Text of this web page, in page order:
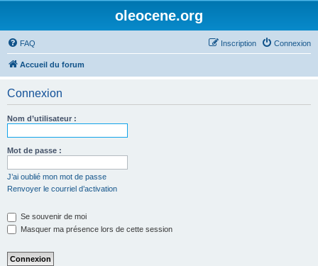
oleocene.org
FAQ Connexion
Inscription
Accueil du forum
Connexion
Nom d’utilisateur :
Mot de passe :
J’ai oublié mon mot de passe
Renvoyer le courriel d’activation
Se souvenir de moi
Masquer ma présence lors de cette session